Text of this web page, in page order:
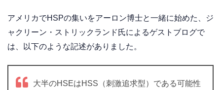
アメリカでHSPの集いをアーロン博士と一緒に始めた、ジ
ャクリーン・ストリックランド氏によるゲストブログで
は、以下のような記述がありました。
大半のHSEはHSS（刺激追求型）である可能性